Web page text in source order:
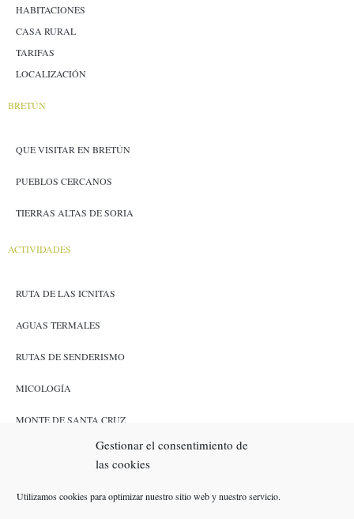
Gestionar el consentimiento de
las cookies
Utilizamos cookies para optimizar nuestro sitio web y nuestro servicio.
HABITACIONES
CASA RURAL
TARIFAS
LOCALIZACIÓN
BRETÚN
QUE VISITAR EN BRETÚN
PUEBLOS CERCANOS
TIERRAS ALTAS DE SORIA
ACTIVIDADES
RUTA DE LAS ICNITAS
AGUAS TERMALES
RUTAS DE SENDERISMO
MICOLOGÍA
MONTE DE SANTA CRUZ